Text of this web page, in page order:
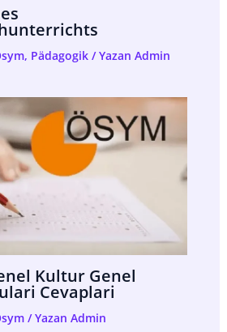
, Pädagogik/ Yazan Admin
Kultur Genel
Cevaplari
/ Yazan Admin